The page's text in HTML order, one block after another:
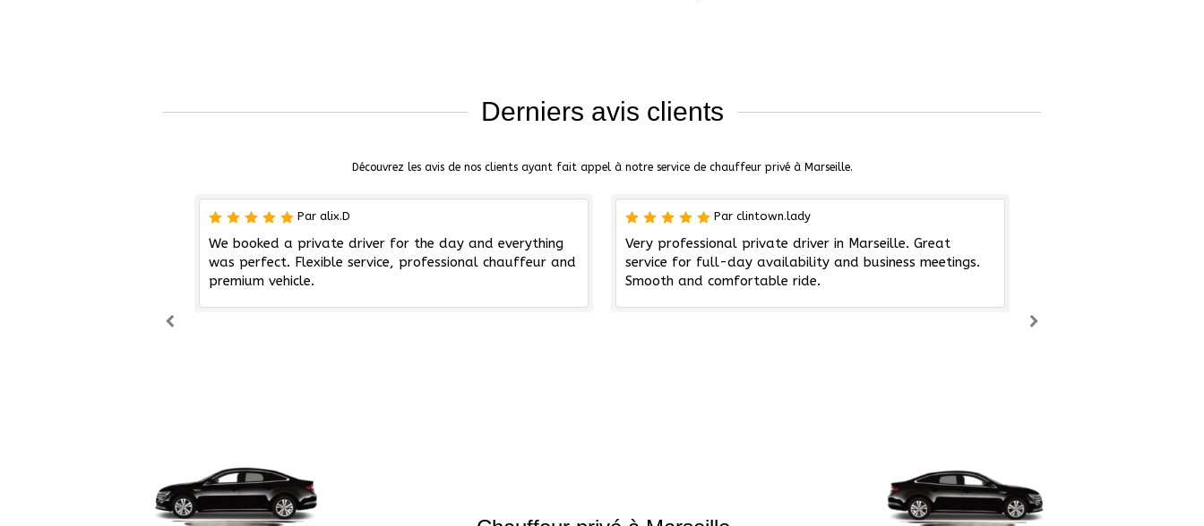
Derniers avis clients
Découvrez les avis de nos clients ayant fait appel à notre service de chauffeur privé à Marseille.
Par alix.D
We booked a private driver for the day and everything
was perfect. Flexible service, professional chauffeur and
premium vehicle.
Par clintown.lady
Very professional private driver in Marseille. Great
service for full-day availability and business meetings.
Smooth and comfortable ride.